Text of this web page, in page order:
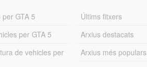
GTA 5
per GTA 5
de vehicles per
Últims fitxers
Arxius destacats
Arxius més populars